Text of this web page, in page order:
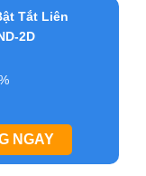
bị điện trong
nước, bình nước
lặp đi lặp lại
dành cho các
đi lặp lại hàng
Tắt Liên
2D
NGAY